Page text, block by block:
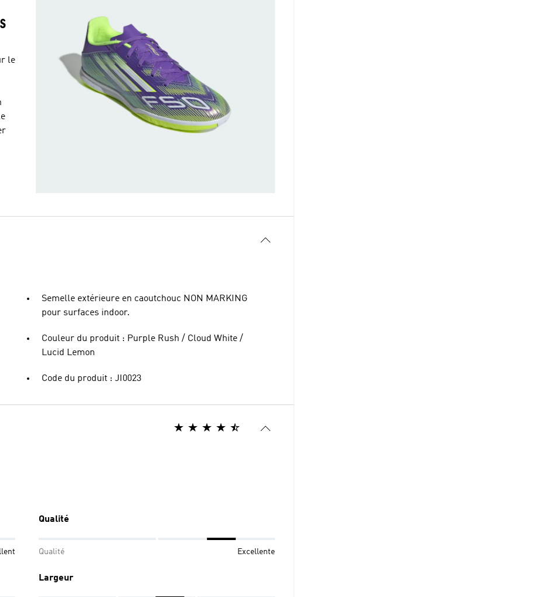
le
Semelle extérieure en caoutchouc NON MARKING
pour surfaces indoor.
Couleur du produit : Purple Rush / Cloud White /
Lucid Lemon
Code du produit : JI0023
Qualité
Qualité Excellente
Largeur